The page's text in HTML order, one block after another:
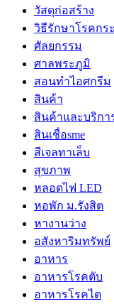
วัสดุก่อสร้าง
วิธีรักษาโรคกร
ศัลยกรรม
ศาลพระภูมิ
สอนทำไอศกรีม
สินค้า
สินค้าและบริกา
สินเชื่อsme
สีเจลทาเล็บ
สุขภาพ
หลอดไฟ LED
หอพัก ม.รังสิต
หางานว่าง
อสังหาริมทรัพย์
อาหาร
อาหารโรคตับ
อาหารโรคไต